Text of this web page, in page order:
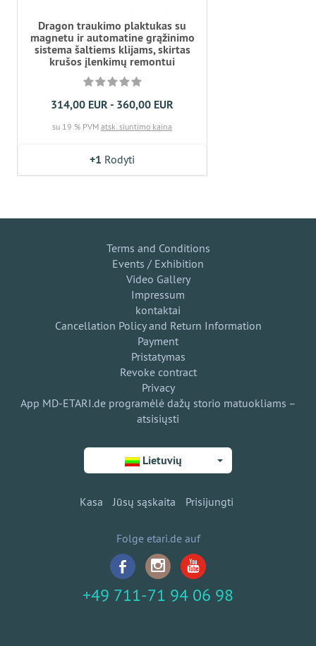
Dragon traukimo plaktukas su
magnetu ir automatine grąžinimo
sistema šaltiems klijams, skirtas
krušos įlenkimų remontui
314,00 EUR - 360,00 EUR
su 19 % PVM atsk. siuntimo kaina
+1 Rodyti
Terms and Conditions
Events / Exhibition
Video Gallery
Impressum
kontaktai
Cancellation Policy and Return Information
Payment
Pristatymas
Revoke contract
Privacy
App MD-ETARI.de programėlė dažų storio matuokliams –
atsisiųsti
Lietuvių
Kasa Jūsų sąskaita Prisijungti
Folge etari.de auf
+49 711-71 94 06 98